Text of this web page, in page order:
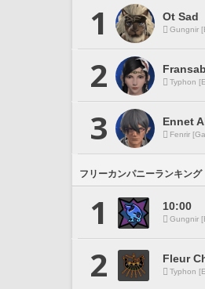
1 Ot Sad
Gungnir
2 Typhon
3 Ennet
Fenrir
フリーカンパニーランキング
1 10:00
Gungnir
2 Fleur
Typhon